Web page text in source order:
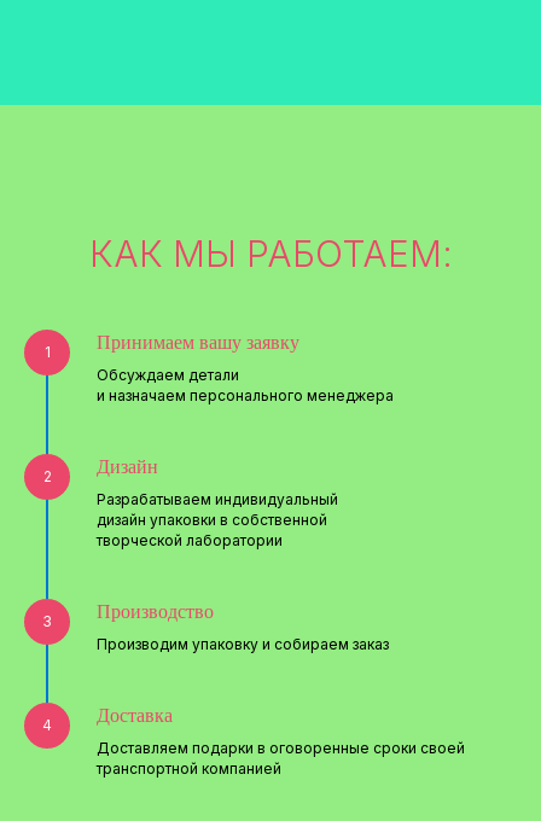
КАК МЫ РАБОТАЕМ:
1 Принимаем вашу заявку
Обсуждаем детали
и назначаем персонального менеджера
2 Дизайн
Разрабатываем индивидуальный
дизайн упаковки в собственной
творческой лаборатории
3 Производство
Производим упаковку и собираем заказ
4 Доставка
Доставляем подарки в оговоренные сроки своей
транспортной компанией